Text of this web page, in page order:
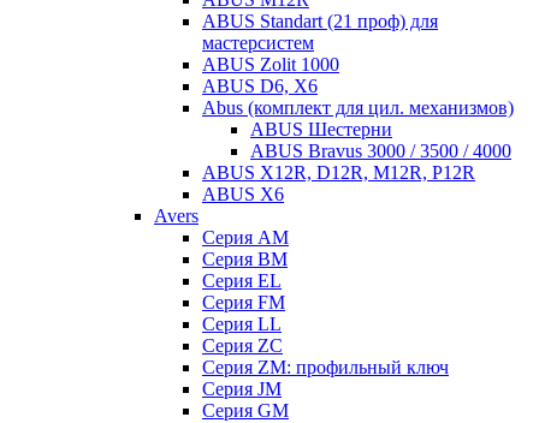
ABUS Standart (21 проф) для
мастерсистем
ABUS Zolit 1000
ABUS D6, X6
Abus (комплект для цил. механизмов)
ABUS Шестерни
ABUS Bravus 3000 / 3500 / 4000
ABUS X12R, D12R, M12R, P12R
ABUS X6
Avers
Серия AM
Серия BM
Серия EL
Серия FM
Серия LL
Серия ZC
Серия ZM: профильный ключ
Серия JM
Серия GM